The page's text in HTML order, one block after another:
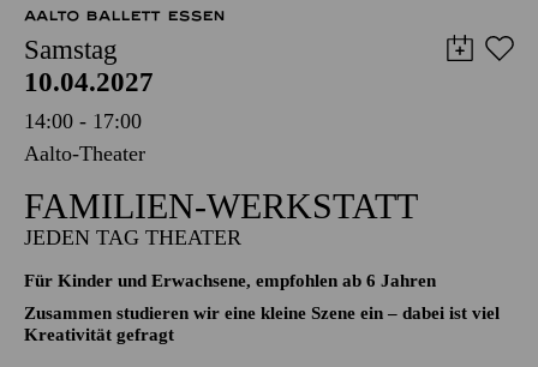
AALTO MUSIKTHEATER
AALTO BALLETT ESSEN
Samstag
10.04.2027
14:00 - 17:00
Aalto-Theater
FAMILIEN-WERKSTATT
JEDEN TAG THEATER